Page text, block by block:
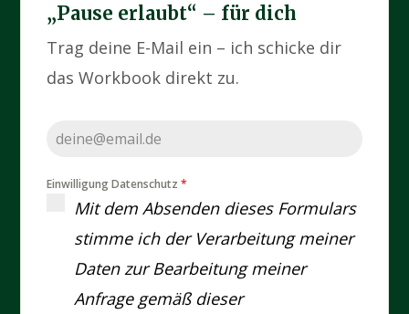
„Pause erlaubt“ – für dich
Trag deine E-Mail ein – ich schicke dir
das Workbook direkt zu.
Einwilligung Datenschutz*
Mit dem Absenden dieses Formulars
stimme ich der Verarbeitung meiner
Daten zur Bearbeitung meiner
Anfrage gemäß dieser